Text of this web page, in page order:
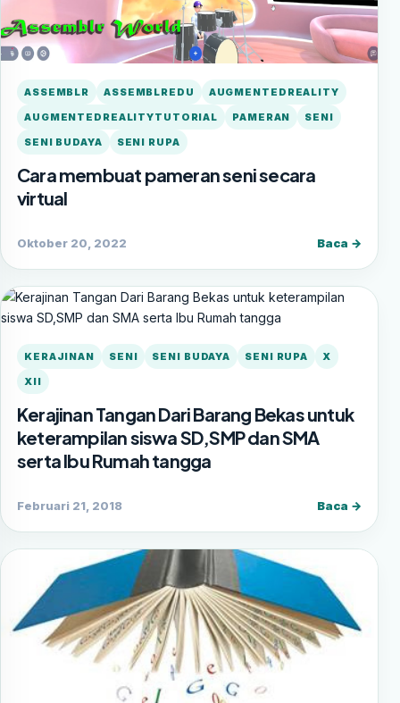
ASSEMBLR ASSEMBLREDU
AUGMENTEDREALITY
AUGMENTEDREALITYTUTORIAL
PAMERAN
SENI
SENI BUDAYA
SENI RUPA
Cara membuat pameran seni secara
virtual
Oktober 20, 2022 Baca →
KERAJINAN SENI SENI BUDAYA SENI RUPA
X
XII
Kerajinan Tangan Dari Barang Bekas untuk
keterampilan siswa SD,SMP dan SMA
serta Ibu Rumah tangga
Februari 21, 2018 Baca →